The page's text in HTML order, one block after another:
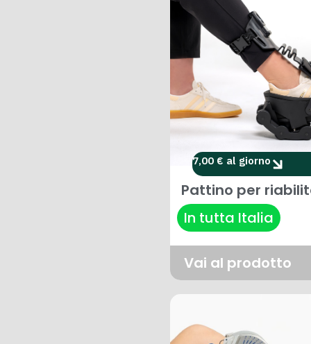
7,00 € al giorno
Pattino per
In tutta Italia
Vai al prodotto